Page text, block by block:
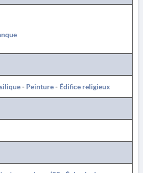
- Peinture- Édifice religieux